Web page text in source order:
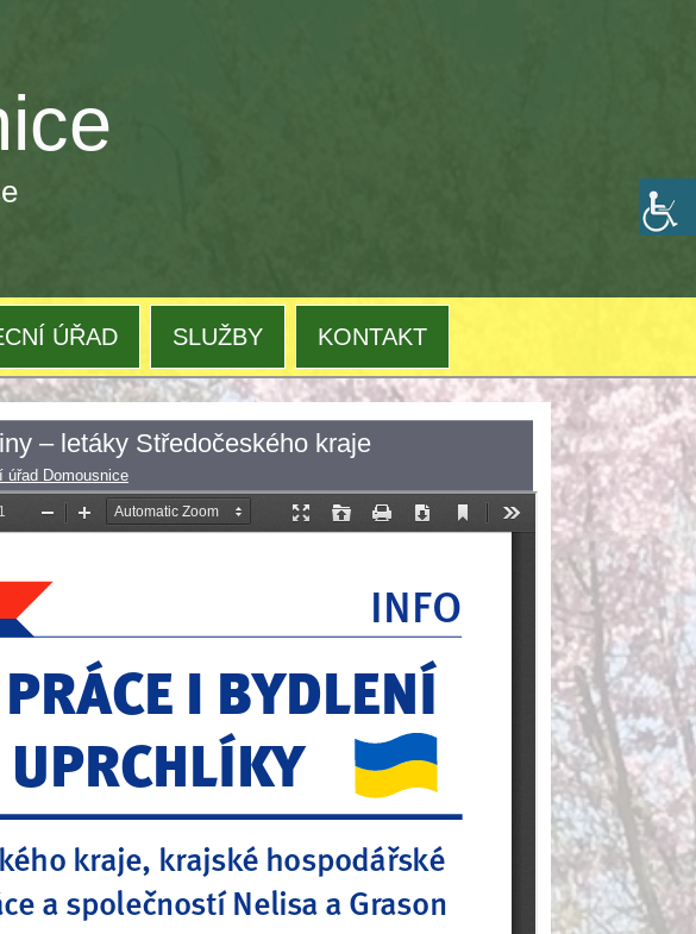
ÚŘAD SLUŽBY KONTAKT
– letáky Středočeského kraje
úřad Domousnice